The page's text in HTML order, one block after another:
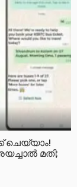
ചെയ്യാം!
മതി;